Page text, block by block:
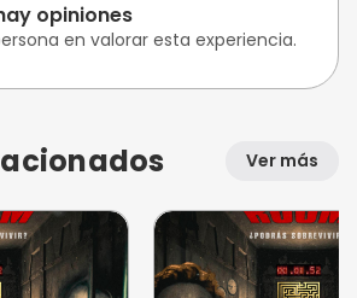
opiniones
en valorar esta experiencia.
Ver más